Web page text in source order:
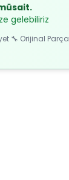
gelebiliriz
🔧 Orijinal Parça